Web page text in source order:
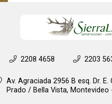
2208 4658 2203
Av. Agraciada 2956 B esq. Dr. E.
Prado / Bella Vista, Montevideo